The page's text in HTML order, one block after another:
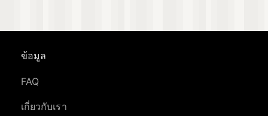
ข้อมูล
FAQ
เกี่ยวกับเรา